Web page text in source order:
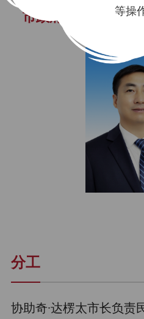
等操
市政府党组成员、市
分工
协助奇∙达楞太市长负责